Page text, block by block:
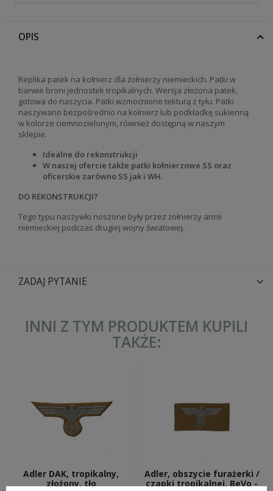
OPIS
Replika patek na kołnierz dla żołnierzy niemieckich. Patki w
barwie broni jednostek tropikalnych. Wersja złożona patek,
gotowa do naszycia. Patki wzmocnione tekturą z tyłu. Patki
naszywano bezpośrednio na kołnierz lub podkładkę sukienną
w kolorze ciemnozielonym, również dostępną w naszym
sklepie.
Idealne do rekonstrukcji
W naszej ofercie także patki kołnierzowe SS oraz
oficerskie zarówno SS jak i WH.
DO REKONSTRUKCJI?
Tego typu naszywki noszone były przez żołnierzy armii
niemieckiej podczas drugiej wojny światowej.
ZADAJ PYTANIE
INNI Z TYM PRODUKTEM KUPILI
TAKŻE:
Adler DAK, tropikalny,
złożony, tło
Adler, obszycie furażerki /
czapki tropikalnej, BeVo -